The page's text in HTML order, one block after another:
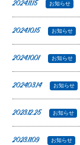
2024.11.15 お知らせ
2024.10.15 お知らせ
2024.10.01 お知らせ
2024.03.14 お知らせ
2023.12.25 お知らせ
2023.11.09 お知らせ